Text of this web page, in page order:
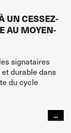
UN CESSEZ-
AU MOYEN-
signataires
durable dans
du cycle
...